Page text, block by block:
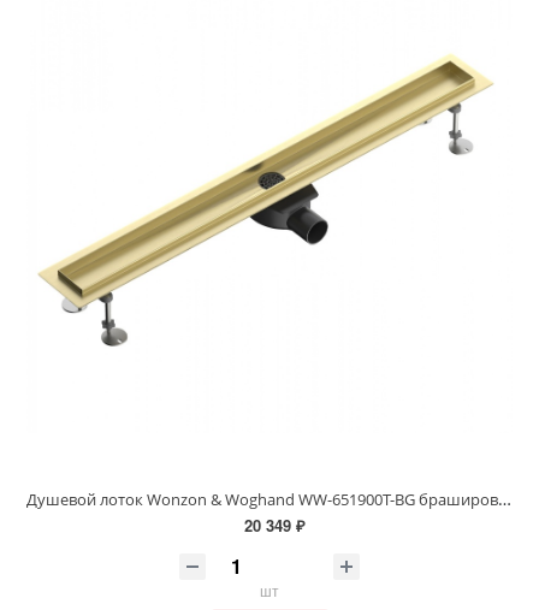
Душевой лоток Wonzon & Woghand WW-651900T-BG брашированное золото
20 349 ₽
шт